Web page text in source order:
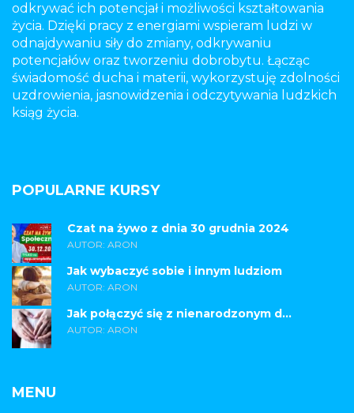
odkrywać ich potencjał i możliwości kształtowania
życia. Dzięki pracy z energiami wspieram ludzi w
odnajdywaniu siły do zmiany, odkrywaniu
potencjałów oraz tworzeniu dobrobytu. Łącząc
świadomość ducha i materii, wykorzystuję zdolności
uzdrowienia, jasnowidzenia i odczytywania ludzkich
ksiąg życia.
POPULARNE KURSY
Czat na żywo z dnia 30 grudnia 2024
AUTOR: ARON
Jak wybaczyć sobie i innym ludziom
AUTOR: ARON
Jak połączyć się z nienarodzonym d...
AUTOR: ARON
MENU